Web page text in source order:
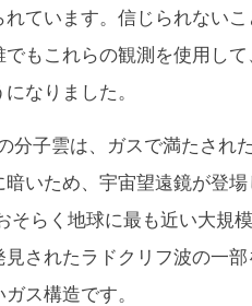
ています。信じられない
もこれらの観測を使用し
なりました。
分子雲は、ガスで満たされ
いため、宇宙望遠鏡が登
そらく地球に最も近い大規
されたラドクリフ波の一
ス構造です。